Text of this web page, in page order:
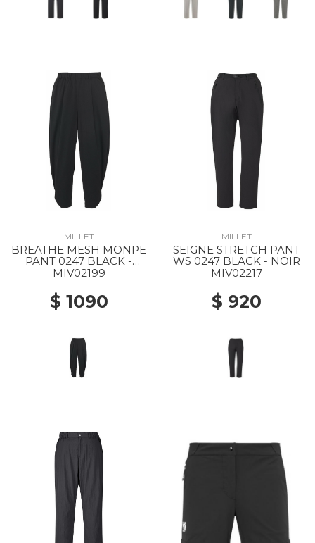
MILLET
BREATHE MESH MONPE
PANT 0247 BLACK -
NOIR
MIV02199
$ 1090
MILLET
SEIGNE STRETCH PANT
WS 0247 BLACK - NOIR
MIV02217
$ 920